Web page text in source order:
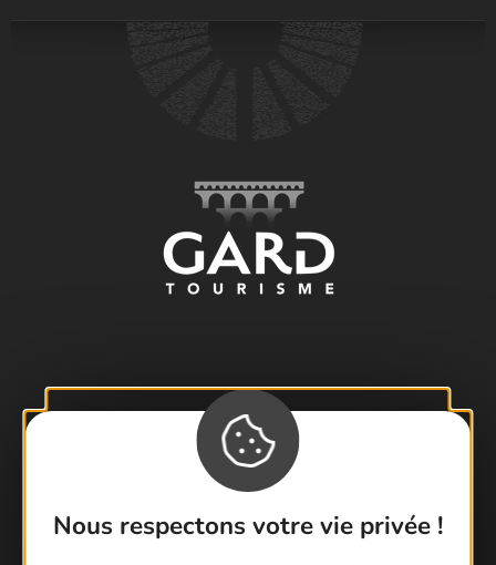
Nous respectons votre vie privée !
Visiter le Pont du Gard en famille
Les Arènes de Nîmes
Escapade en Camargue
Randonnée en Cévennes